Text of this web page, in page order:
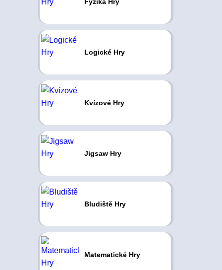
Logické Hry
Kvízové Hry
Jigsaw Hry
Bludiště Hry
Matematické Hry